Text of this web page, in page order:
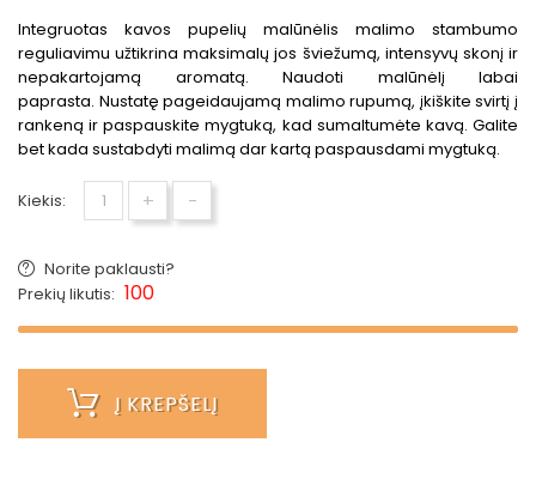
Integruotas kavos pupelių malūnėlis malimo stambumo
reguliavimu užtikrina maksimalų jos šviežumą, intensyvų skonį ir
nepakartojamą aromatą. Naudoti malūnėlį labai
paprasta. Nustatę pageidaujamą malimo rupumą, įkiškite svirtį į
rankeną ir paspauskite mygtuką, kad sumaltumėte kavą. Galite
bet kada sustabdyti malimą dar kartą paspausdami mygtuką.
Kiekis: + -
Norite paklausti?
Prekių likutis: 100
Į KREPŠELĮ